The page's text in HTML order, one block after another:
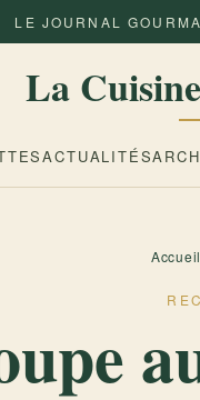
LE JOURNAL
La
ACTUALITÉS
Accueil